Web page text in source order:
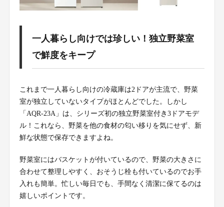
一人暮らし向けでは珍しい！独立野菜室
で鮮度をキープ
これまで一人暮らし向けの冷蔵庫は2ドアが主流で、野菜
室が独立していないタイプがほとんどでした。しかし
「AQR-23A」は、シリーズ初の独立野菜室付き3ドアモデ
ル！これなら、野菜を他の食材の匂い移りを気にせず、新
鮮な状態で保存できますよね。
野菜室にはバスケットが付いているので、野菜の大きさに
合わせて整理しやすく、おそうじ栓も付いているのでお手
入れも簡単。忙しい毎日でも、手間なく清潔に保てるのは
嬉しいポイントです。